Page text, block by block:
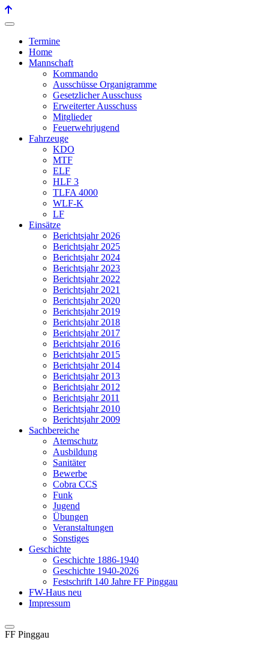
Termine
Home
Mannschaft
Kommando
Ausschüsse Organigramme
Gesetzlicher Ausschuss
Erweiterter Ausschuss
Mitglieder
Feuerwehrjugend
Fahrzeuge
KDO
MTF
ELF
HLF 3
TLFA 4000
WLF-K
LF
Einsätze
Berichtsjahr 2026
Berichtsjahr 2025
Berichtsjahr 2024
Berichtsjahr 2023
Berichtsjahr 2022
Berichtsjahr 2021
Berichtsjahr 2020
Berichtsjahr 2019
Berichtsjahr 2018
Berichtsjahr 2017
Berichtsjahr 2016
Berichtsjahr 2015
Berichtsjahr 2014
Berichtsjahr 2013
Berichtsjahr 2012
Berichtsjahr 2011
Berichtsjahr 2010
Berichtsjahr 2009
Sachbereiche
Atemschutz
Ausbildung
Sanitäter
Bewerbe
Cobra CCS
Funk
Jugend
Übungen
Veranstaltungen
Sonstiges
Geschichte
Geschichte 1886-1940
Geschichte 1940-2026
Festschrift 140 Jahre FF Pinggau
FW-Haus neu
Impressum
FF Pinggau